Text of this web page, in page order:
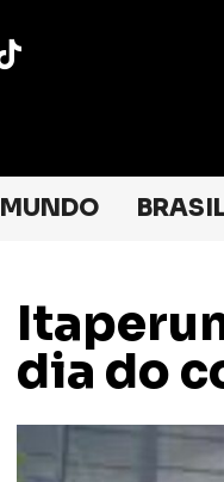
MUNDO BRASIL
dia do